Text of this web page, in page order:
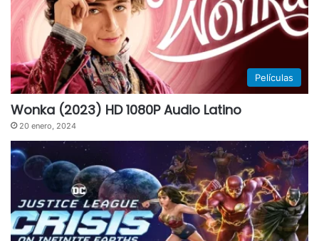
Películas
Wonka (2023) HD 1080P Audio Latino
20 enero, 2024